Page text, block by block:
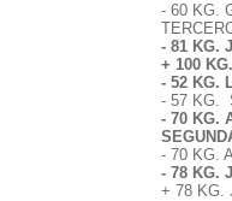
- 60 KG.
- 81 KG.
+ 100
- 52 KG.
- 57 KG.
- 70 KG.
- 70 KG.
- 78 KG.
+ 78 KG.